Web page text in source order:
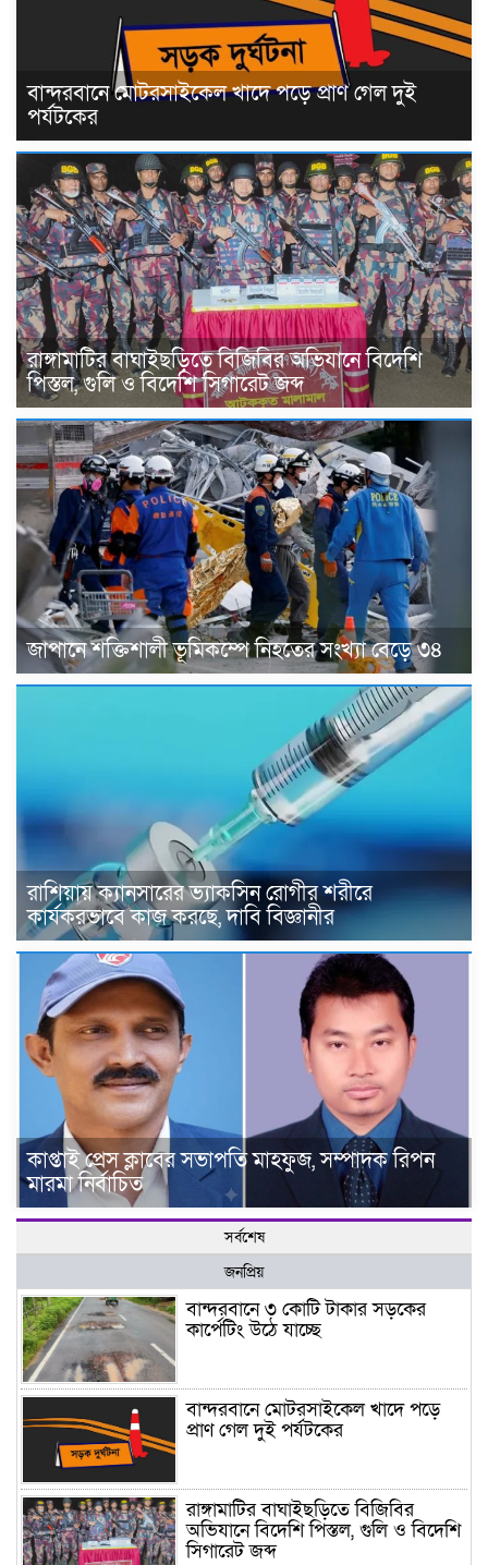
বান্দরবানে মোটরসাইকেল খাদে পড়ে প্রাণ গেল দুই
পর্যটকের
রাঙ্গামাটির বাঘাইছড়িতে বিজিবির অভিযানে বিদেশি
পিস্তল, গুলি ও বিদেশি সিগারেট জব্দ
জাপানে শক্তিশালী ভূমিকম্পে নিহতের সংখ্যা বেড়ে ৩৪
রাশিয়ায় ক্যানসারের ভ্যাকসিন রোগীর শরীরে
কার্যকরভাবে কাজ করছে, দাবি বিজ্ঞানীর
কাপ্তাই প্রেস ক্লাবের সভাপতি মাহফুজ, সম্পাদক রিপন
মারমা নির্বাচিত
সর্বশেষ
জনপ্রিয়
বান্দরবানে ৩ কোটি টাকার সড়কের
কার্পেটিং উঠে যাচ্ছে
বান্দরবানে মোটরসাইকেল খাদে পড়ে
প্রাণ গেল দুই পর্যটকের
রাঙ্গামাটির বাঘাইছড়িতে বিজিবির
অভিযানে বিদেশি পিস্তল, গুলি ও বিদেশি
সিগারেট জব্দ